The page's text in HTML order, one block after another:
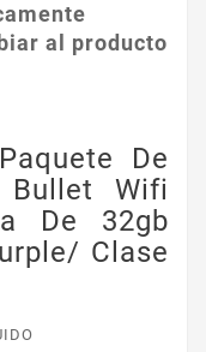
al producto
De
Bullet Wifi
De 32gb
Clase